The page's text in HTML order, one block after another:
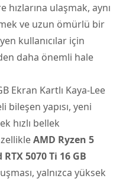
ulaşmak, aynı
ve uzun ömürlü bir
kullanıcılar için
daha önemli hale
Ekran Kartlı Kaya-Lee
yapısı, yeni
hızlı bellek
AMD Ryzen 5
5070 Ti 16 GB
yalnızca yüksek